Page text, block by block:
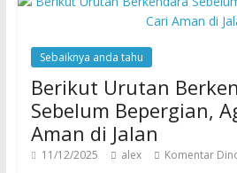
Sebaiknya anda tahu
Berikut Urutan
Sebelum Bepergian,
Aman di Jalan
11/12/2025 alex Komentar